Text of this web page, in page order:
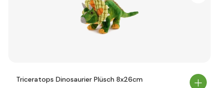
Triceratops Dinosaurier Plüsch 8x26cm